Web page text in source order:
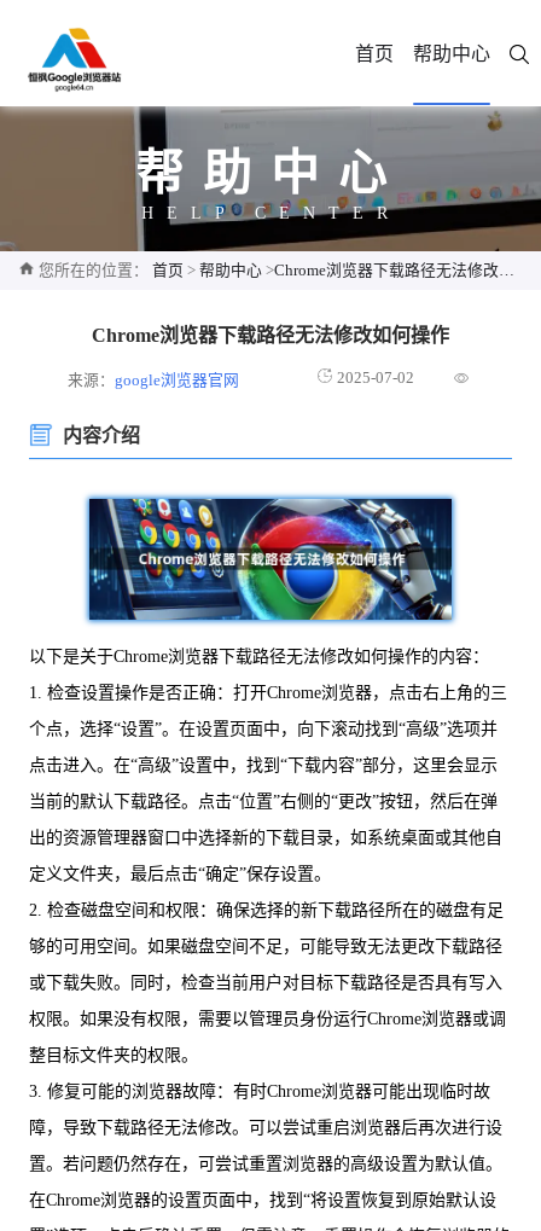
首页 帮助中心
帮助中心
HELP CENTER
您所在的位置： 首页 > 帮助中心 >Chrome浏览器下载路径无法修改如何操作
Chrome浏览器下载路径无法修改如何操作
来源：google浏览器官网 2025-07-02
内容介绍
以下是关于Chrome浏览器下载路径无法修改如何操作的内容：
1. 检查设置操作是否正确：打开Chrome浏览器，点击右上角的三
个点，选择“设置”。在设置页面中，向下滚动找到“高级”选项并
点击进入。在“高级”设置中，找到“下载内容”部分，这里会显示
当前的默认下载路径。点击“位置”右侧的“更改”按钮，然后在弹
出的资源管理器窗口中选择新的下载目录，如系统桌面或其他自
定义文件夹，最后点击“确定”保存设置。
2. 检查磁盘空间和权限：确保选择的新下载路径所在的磁盘有足
够的可用空间。如果磁盘空间不足，可能导致无法更改下载路径
或下载失败。同时，检查当前用户对目标下载路径是否具有写入
权限。如果没有权限，需要以管理员身份运行Chrome浏览器或调
整目标文件夹的权限。
3. 修复可能的浏览器故障：有时Chrome浏览器可能出现临时故
障，导致下载路径无法修改。可以尝试重启浏览器后再次进行设
置。若问题仍然存在，可尝试重置浏览器的高级设置为默认值。
在Chrome浏览器的设置页面中，找到“将设置恢复到原始默认设